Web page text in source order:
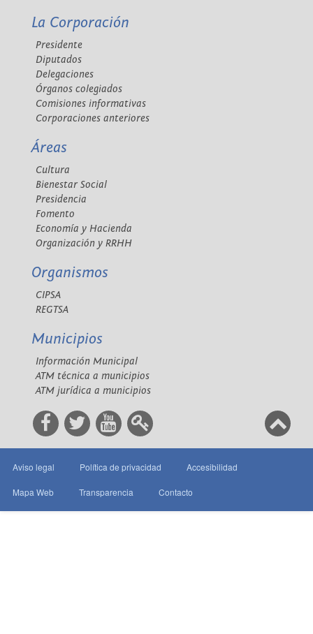
La Corporación
Presidente
Diputados
Delegaciones
Órganos colegiados
Comisiones informativas
Corporaciones anteriores
Áreas
Cultura
Bienestar Social
Presidencia
Fomento
Economía y Hacienda
Organización y RRHH
Organismos
CIPSA
REGTSA
Municipios
Información Municipal
ATM técnica a municipios
ATM jurídica a municipios
Aviso legal Política de privacidad Accesibilidad
Mapa Web Transparencia Contacto